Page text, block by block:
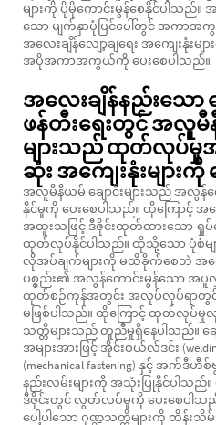
များကို ပိုမိုကောင်းမွန်စေနိုင်ပါသည်။
သော မျက်နှာပုံပြင်ပေါ်တွင် အကာအ
အလေးချိန်လျော့ချရေး အကျေးနုံ
အပိုအကာအကွယ်ကို ပေးစေပါသည်။
အလေးချိန်နည်းသော ဖ
ဖန်တီးရေးတွင် အလူမီနီ
များသည် ထုတ်လုပ်မှု
ဆုံး အကျေးနုံးများကို
အလူမီနီယမ် ချောင်းများသည် အလွန်
နိုင်မှုကို ပေးစေပါသည်။ ထိုကြောင့် အ
အထူးသဖြင့် ဒီဇိုင်းထုတ်ထားသော ရှု
ထုတ်လုပ်နိုင်ပါသည်။ ထိုသို့သော ပုံစံမျ
လိုအပ်ချက်များကို မထိခိုက်စေဘဲ အလ
ပစ္စည်း၏ အလွန်ကောင်းမွန်သော အပူလွှဲ
ထုတ်စဉ်ကုန်အတွင်း အလုပ်လုပ်ရာတွင် ပုံစံမှု
မဖြစ်ပါသည်။ ထိုကြောင့် ထုတ်လုပ်မှု
သတ္တိများသည် တူညီမှုရှိနေပါသည်။ ခ
အများအားဖြင့် အိုင်းဝယ်လ်ဒင်း
(mechanical fastening) နှင့် အက်ဒီဟီစ်
နည်းလမ်းများကို အသုံးပြုနိုင်ပါသ
ဒီဇိုင်းတွင် လွတ်လပ်မှုကို ပေးစေပါသည်
ပေါ့ပါသော ဂုဏ္ဍသတ္တိများကို ထိန်း